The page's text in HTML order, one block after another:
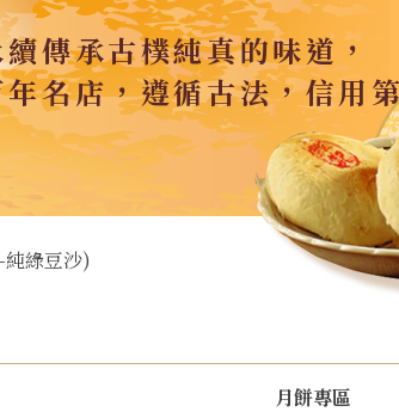
傳承古樸純真的味道，
年名店，遵循古法，信用
綠豆沙)
月餅專區